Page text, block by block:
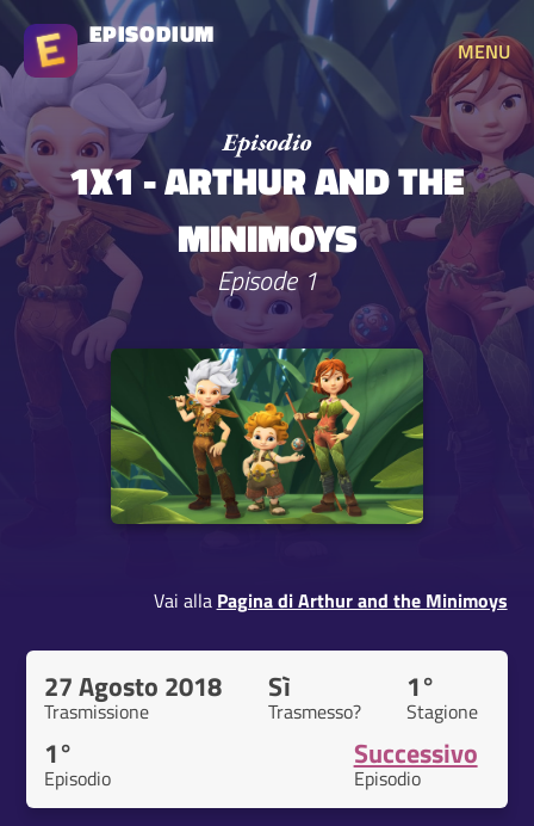
EPISODIUM
MENU
1X1 - ARTHUR AND THE
MINIMOYS
Episode 1
Vai alla Pagina di Arthur and the Minimoys
27 Agosto 2018
Trasmissione
Sì
Trasmesso?
1°
Stagione
1°
Episodio
Successivo
Episodio